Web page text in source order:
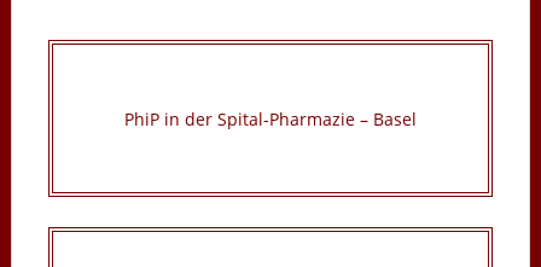
PhiP in der Spital-Pharmazie – Basel